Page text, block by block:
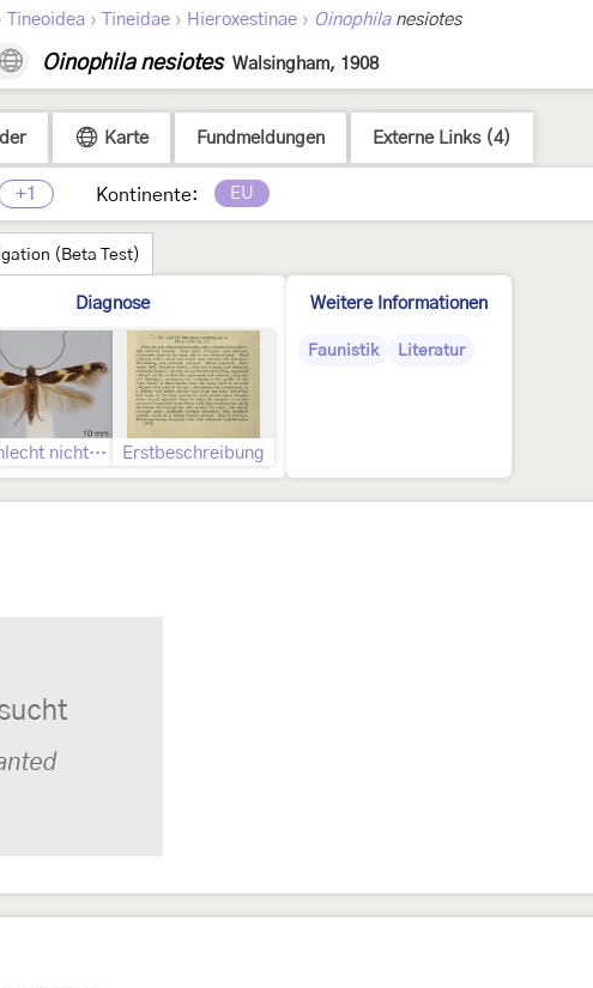
Tineoidea › Tineidae › Hieroxestinae › Oinophilanesiotes
Oinophila nesiotes Walsingham, 1908
Karte Fundmeldungen Externe Links (4)
+1 Kontinente: EU
(Beta Test)
Diagnose
Geschlecht nicht bestimmt Erstbeschreibung
Weitere Informationen
Faunistik Literatur